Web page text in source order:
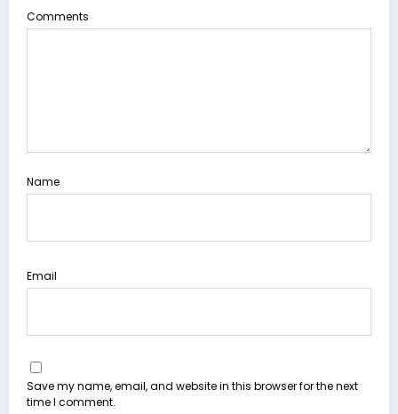
Comments
Name
Email
Save my name, email, and website in this browser for the next
time I comment.